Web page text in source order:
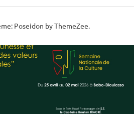
Poseidon by ThemeZee.